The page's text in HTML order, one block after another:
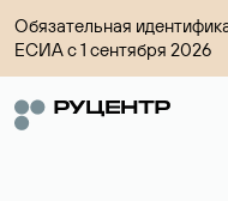
Обязательная
ЕСИА с 1 сентября 2026